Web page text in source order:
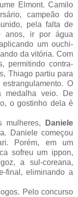
Elmont. Camilo
campeão do
pela falta de
anos, ir por água
um ouchi-
da vitória. Com
permitindo contra-
Thiago partiu para
O
medalha veio. De
o gostinho dela é
mulheres,
Daniele
Daniele começou
Porém, em um
sofreu um ippon,
a sul-coreana,
final, eliminando a
Pelo concurso